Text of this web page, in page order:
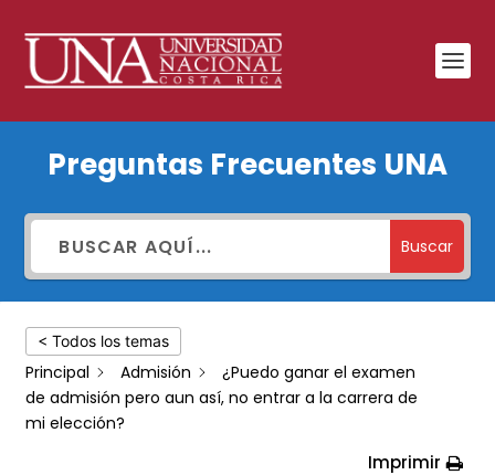
ganar
examen
de
admisión
pero
aun
así,
Preguntas Frecuentes UNA
Buscar
< Todos los temas
Principal Admisión
¿Puedo ganar el examen
de admisión pero aun así, no entrar a la carrera de
mi elección?
Imprimir